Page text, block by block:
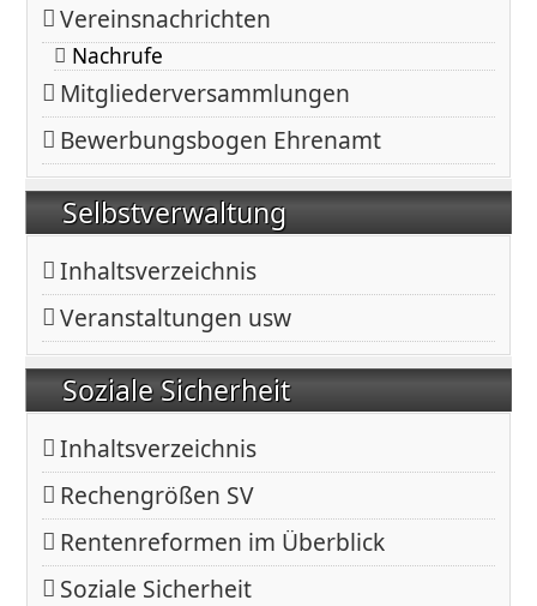
Vereinsnachrichten
Nachrufe
Mitgliederversammlungen
Bewerbungsbogen Ehrenamt
Selbstverwaltung
Inhaltsverzeichnis
Veranstaltungen usw
Soziale Sicherheit
Inhaltsverzeichnis
Rechengrößen SV
Rentenreformen im Überblick
Soziale Sicherheit